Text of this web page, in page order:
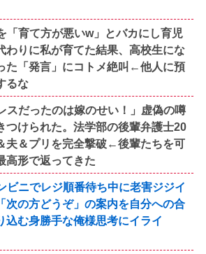
「育て方が悪いw」とバカにし育児
わりに私が育てた結果、高校生にな
た「発言」にコトメ絶叫←他人に預
るな
スだったのは嫁のせい！」虚偽の噂
つけられた。法学部の後輩弁護士20
夫＆プリを完全撃破←後輩たちを可
高形で返ってきた
ビニでレジ順番待ち中に老害ジジイ
次の方どうぞ」の案内を自分への合
込む身勝手な俺様思考にイライ